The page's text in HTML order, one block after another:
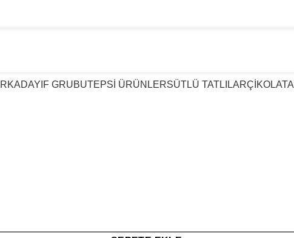
KADAYIF GRUBUTEPSİ ÜRÜNLERSÜTLÜ TATLILARÇİKOLATA